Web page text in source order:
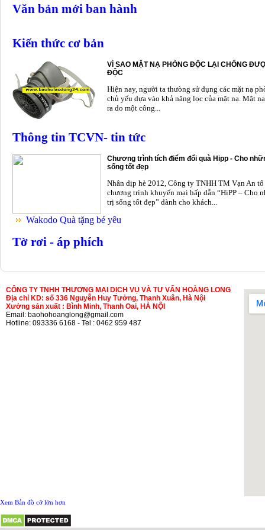
Văn bản mới ban hành
Kiến thức cơ bản
VÌ SAO MẶT NẠ PHÒNG ĐỘC LẠI CHỐNG
ĐỘC
Hiện nay, người ta thưòng sử dụng các mặt nạ
chủ yếu dựa vào khả năng lọc của mặt nạ. Mặt
ra do một công...
Thông tin TCVN- tin tức
Chương trình tích điểm đổi quà Hipp - Cho
sống tốt đẹp
Nhân dịp hè 2012, Công ty TNHH TM Vạn An
chương trình khuyến mại hấp dẫn “HiPP – Cho
trị sống tốt đẹp” dành cho khách...
Wakodo Quà tặng bé yêu
Tờ rơi - áp phích
CÔNG TY TNHH THƯƠNG MẠI DỊCH VỤ VÀ TƯ VẤN HOÀNG LONG
Địa chỉ KD: số 336 Nguyễn Huy Tưởng, Thanh Xuân, Hà Nội
Xưởng sản xuất : Bình Minh, Thanh Oai, HÀ NỘI
Email: baohohoanglong@gmail.com
Hotline: 093336 6168 - Tel : 0462 959 487
Xem Bản đồ cỡ lớn hơn